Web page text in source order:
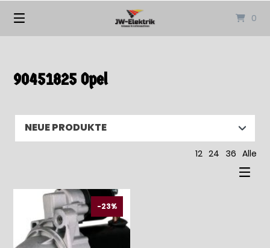
0
90451825 Opel
12 24 36 Alle
-23%